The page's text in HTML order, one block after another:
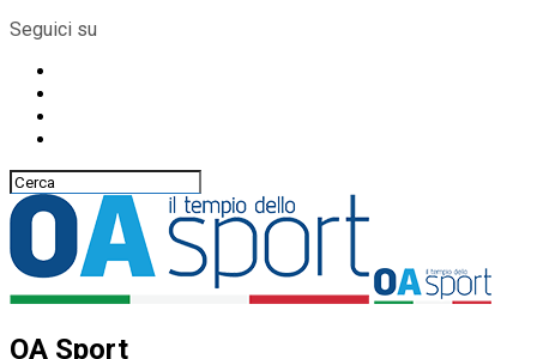
Seguici su
OA Sport